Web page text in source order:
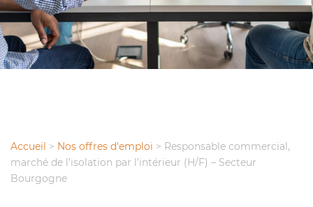
Accueil > Nos offres d'emploi > Responsable commercial,
marché de l’isolation par l’intérieur (H/F) – Secteur
Bourgogne